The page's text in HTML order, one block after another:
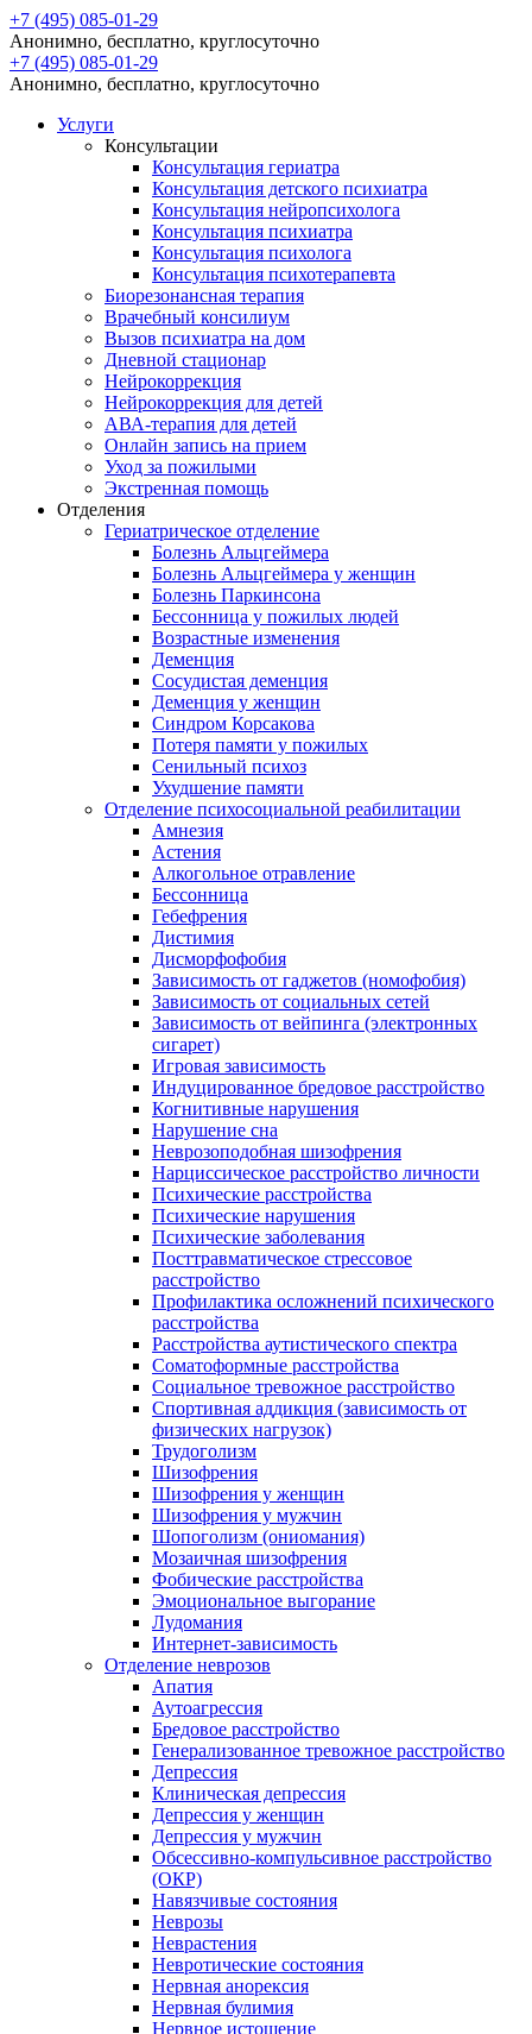
+7 (495) 085-01-29
Анонимно, бесплатно, круглосуточно
+7 (495) 085-01-29
Анонимно, бесплатно, круглосуточно
Услуги
Консультации
Консультация гериатра
Консультация детского психиатра
Консультация нейропсихолога
Консультация психиатра
Консультация психолога
Консультация психотерапевта
Биорезонансная терапия
Врачебный консилиум
Вызов психиатра на дом
Дневной стационар
Нейрокоррекция
Нейрокоррекция для детей
АВА-терапия для детей
Онлайн запись на прием
Уход за пожилыми
Экстренная помощь
Отделения
Гериатрическое отделение
Болезнь Альцгеймера
Болезнь Альцгеймера у женщин
Болезнь Паркинсона
Бессонница у пожилых людей
Возрастные изменения
Деменция
Сосудистая деменция
Деменция у женщин
Синдром Корсакова
Потеря памяти у пожилых
Сенильный психоз
Ухудшение памяти
Отделение психосоциальной реабилитации
Амнезия
Астения
Алкогольное отравление
Бессонница
Гебефрения
Дистимия
Дисморфофобия
Зависимость от гаджетов (номофобия)
Зависимость от социальных сетей
Зависимость от вейпинга (электронных
сигарет)
Игровая зависимость
Индуцированное бредовое расстройство
Когнитивные нарушения
Нарушение сна
Неврозоподобная шизофрения
Нарциссическое расстройство личности
Психические расстройства
Психические нарушения
Психические заболевания
Посттравматическое стрессовое
расстройство
Профилактика осложнений психического
расстройства
Расстройства аутистического спектра
Соматоформные расстройства
Социальное тревожное расстройство
Спортивная аддикция (зависимость от
физических нагрузок)
Трудоголизм
Шизофрения
Шизофрения у женщин
Шизофрения у мужчин
Шопоголизм (ониомания)
Мозаичная шизофрения
Фобические расстройства
Эмоциональное выгорание
Лудомания
Интернет-зависимость
Отделение неврозов
Апатия
Аутоагрессия
Бредовое расстройство
Генерализованное тревожное расстройство
Депрессия
Клиническая депрессия
Депрессия у женщин
Депрессия у мужчин
Обсессивно-компульсивное расстройство
(ОКР)
Навязчивые состояния
Неврозы
Неврастения
Невротические состояния
Нервная анорексия
Нервная булимия
Нервное истощение